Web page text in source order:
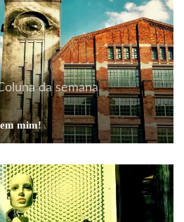
da semana
mim!